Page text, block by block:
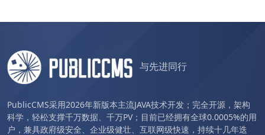
与先进同行
PublicCMS采用2026年新版本主流JAVA技术开发；完全开源，架构
科学，轻松支撑千万数据、千万PV；目前已经拥有全球0.0005%的用
户，兼具政府级安全、企业级健壮、互联网级快速，持续十几年迭